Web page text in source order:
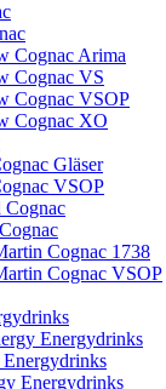
Cognac Arima
Cognac VS
Cognac VSOP
Cognac XO
Gläser
VSOP
Cognac
Cognac 1738
Cognac VSOP
Energydrinks
Energydrinks